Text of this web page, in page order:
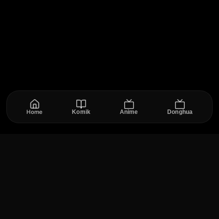
Home Komik Anime Donghua